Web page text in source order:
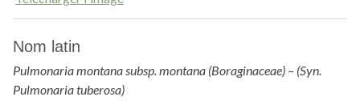
Nom latin
Pulmonaria montana subsp. montana (Boraginaceae) – (Syn.
Pulmonaria tuberosa)